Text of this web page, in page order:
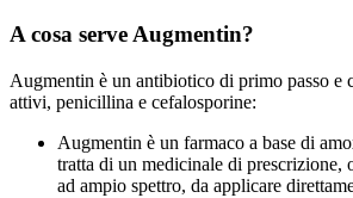
A cosa serve Augmentin?
Augmentin è un antibiotico di primo passo e
attivi, penicillina e cefalosporine:
Augmentin è un farmaco a base di
tratta di un medicinale di prescrizione,
ad ampio spettro, da applicare